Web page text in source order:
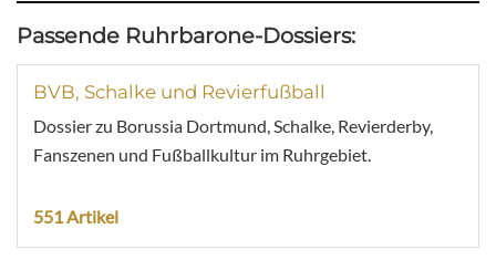
Passende Ruhrbarone-Dossiers:
BVB, Schalke und Revierfußball
Dossier zu Borussia Dortmund, Schalke, Revierderby,
Fanszenen und Fußballkultur im Ruhrgebiet.
551 Artikel